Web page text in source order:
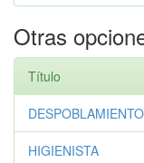
Otras
Título
DESPOBLAMIENTO
HIGIENISTA